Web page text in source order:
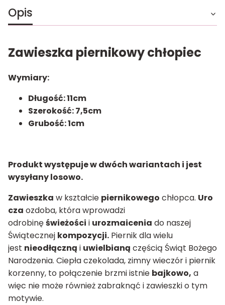
Opis
Zawieszka piernikowy chłopiec
Wymiary:
Długość: 11cm
Szerokość: 7,5cm
Grubość: 1cm
Produkt występuje w dwóch wariantach i jest
wysyłany losowo.
Zawieszka w kształcie piernikowego chłopca. Uro
cza ozdoba, która wprowadzi
odrobinęświeżości i urozmaicenia do naszej
Świątecznej kompozycji. Piernik dla wielu
jest nieodłączną i uwielbianą częścią Świąt Bożego
Narodzenia. Ciepła czekolada, zimny wieczór i piernik
korzenny, to połączenie brzmi istnie bajkowo, a
więc nie może również zabraknąć i zawieszki o tym
motywie.